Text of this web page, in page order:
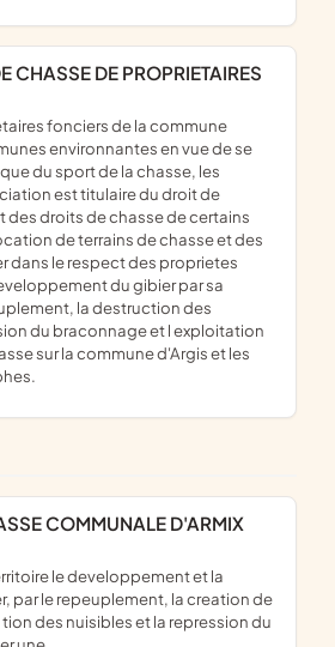
CHASSE DE PROPRIETAIRES
environnantes en vue de se
du sport de la chasse, les
est titulaire du droit de
des droits de chasse de certains
de terrains de chasse et des
dans le respect des proprietes
du gibier par sa
la destruction des
du braconnage et l exploitation
sur la commune d'Argis et les
COMMUNALE D'ARMIX
par le repeuplement, la creation de
des nuisibles et la repression du